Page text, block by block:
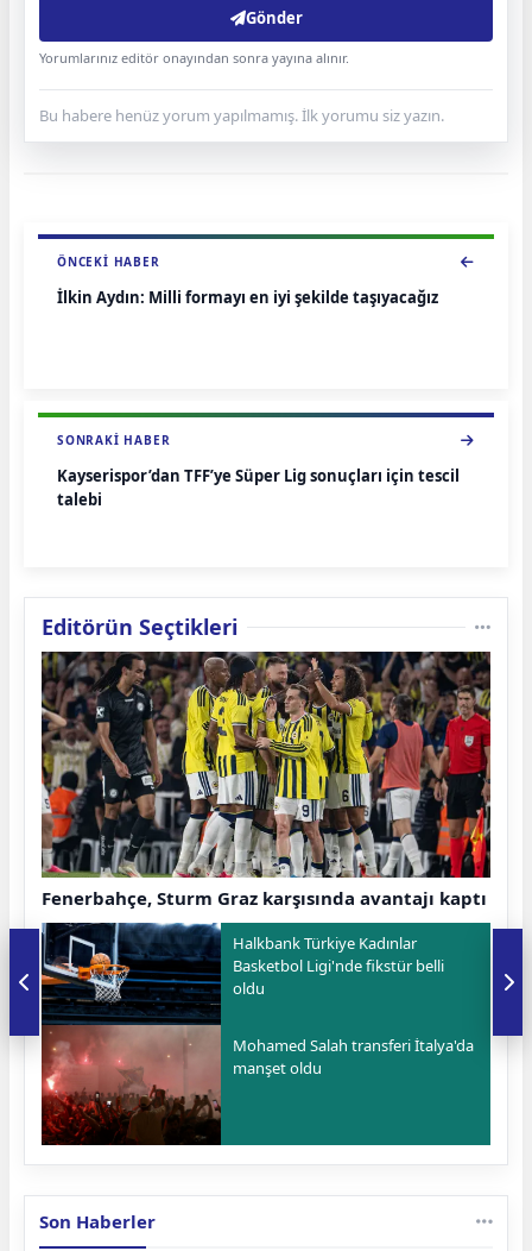
Gönder
Yorumlarınız editör onayından sonra yayına alınır.
Bu habere henüz yorum yapılmamış. İlk yorumu siz yazın.
ÖNCEKI HABER
İlkin Aydın: Milli formayı en iyi şekilde taşıyacağız
SONRAKI HABER
Kayserispor’dan TFF’ye Süper Lig sonuçları için tescil
talebi
Editörün Seçtikleri
Fenerbahçe, Sturm Graz karşısında avantajı kaptı
Halkbank Türkiye Kadınlar
Basketbol Ligi'nde fikstür belli
oldu
Mohamed Salah transferi İtalya'da
manşet oldu
Son Haberler